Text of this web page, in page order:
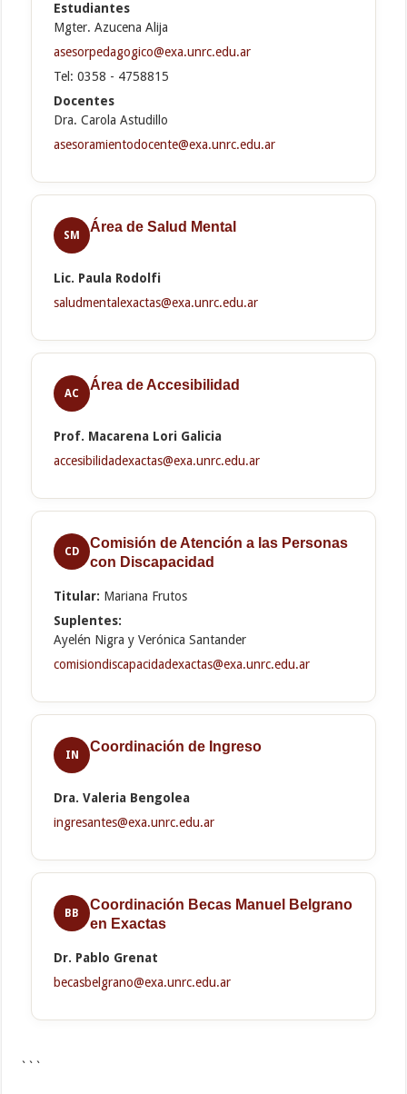
Estudiantes
Mgter. Azucena Alija
asesorpedagogico@exa.unrc.edu.ar
Tel: 0358 - 4758815
Docentes
Dra. Carola Astudillo
asesoramientodocente@exa.unrc.edu.ar
SM
Área de Salud Mental
Lic. Paula Rodolfi
saludmentalexactas@exa.unrc.edu.ar
AC
Área de Accesibilidad
Prof. Macarena Lori Galicia
accesibilidadexactas@exa.unrc.edu.ar
CD
Comisión de Atención a las Personas
con Discapacidad
Titular: Mariana Frutos
Suplentes:
Ayelén Nigra y Verónica Santander
comisiondiscapacidadexactas@exa.unrc.edu.ar
IN
Coordinación de Ingreso
Dra. Valeria Bengolea
ingresantes@exa.unrc.edu.ar
BB
Coordinación Becas Manuel Belgrano
en Exactas
Dr. Pablo Grenat
becasbelgrano@exa.unrc.edu.ar
```